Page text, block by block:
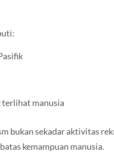
terlihat manusia
bukan sekadar aktivitas
kemampuan manusia.